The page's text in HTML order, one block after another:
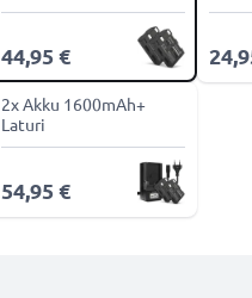
44,95 €
2x Akku 1600mAh+
Laturi
54,95 €